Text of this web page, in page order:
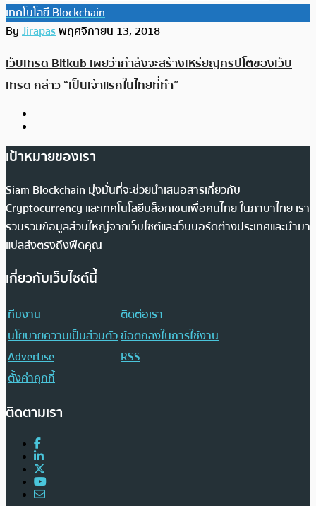
เทคโนโลยี Blockchain
ByJirapasพฤศจิกายน 13, 2018
เว็บเทรด Bitkub เผยว่ากำลังจะสร้างเหรียญคริปโตของเว็บ
เทรด กล่าว “เป็นเจ้าแรกในไทยที่ทำ”
เป้าหมายของเรา
Siam Blockchain มุ่งมั่นที่จะช่วยนำเสนอสารเกี่ยวกับ
Cryptocurrency และเทคโนโลยีบล็อกเชนเพื่อคนไทย ในภาษาไทย เรา
รวบรวมข้อมูลส่วนใหญ่จากเว็บไซต์และเว็บบอร์ดต่างประเทศและนำมา
แปลส่งตรงถึงฟีดคุณ
เกี่ยวกับเว็บไซต์นี้
ทีมงาน
ติดต่อเรา
นโยบายความเป็นส่วนตัวข้อตกลงในการใช้งาน
Advertise
RSS
ตั้งค่าคุกกี้
ติดตามเรา